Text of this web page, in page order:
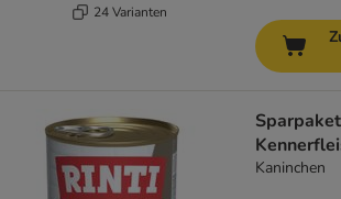
24 Varianten
Kaninchen